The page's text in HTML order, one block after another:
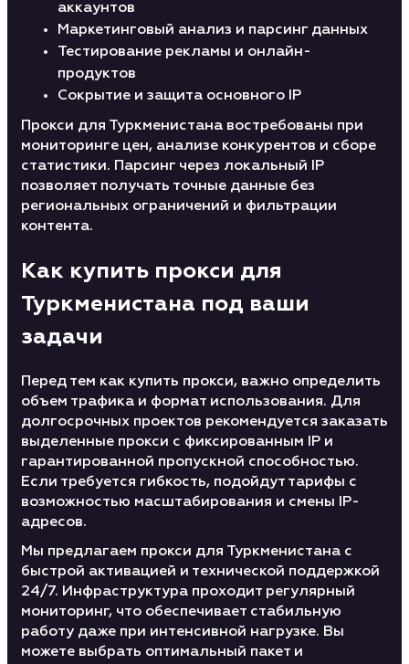
аккаунтов
Маркетинговый анализ и парсинг данных
Тестирование рекламы и онлайн-
продуктов
Сокрытие и защита основного IP
Прокси для Туркменистана востребованы при
мониторинге цен, анализе конкурентов и сборе
статистики. Парсинг через локальный IP
позволяет получать точные данные без
региональных ограничений и фильтрации
контента.
Как купить прокси для
Туркменистана под ваши
задачи
Перед тем как купить прокси, важно определить
объем трафика и формат использования. Для
долгосрочных проектов рекомендуется заказать
выделенные прокси с фиксированным IP и
гарантированной пропускной способностью.
Если требуется гибкость, подойдут тарифы с
возможностью масштабирования и смены IP-
адресов.
Мы предлагаем прокси для Туркменистана с
быстрой активацией и технической поддержкой
24/7. Инфраструктура проходит регулярный
мониторинг, что обеспечивает стабильную
работу даже при интенсивной нагрузке. Вы
можете выбрать оптимальный пакет и